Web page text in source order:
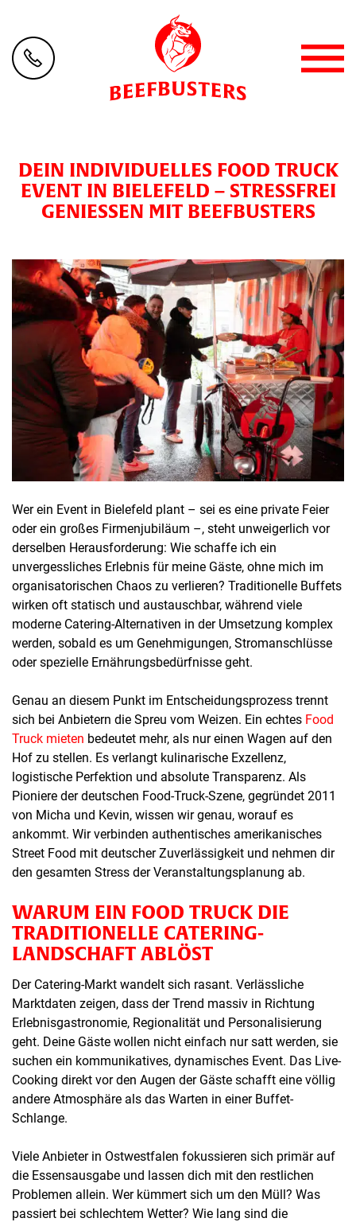
DEIN INDIVIDUELLES FOOD TRUCK
EVENT IN BIELEFELD – STRESSFREI
GENIESSEN MIT BEEFBUSTERS
Wer ein Event in Bielefeld plant – sei es eine private Feier
oder ein großes Firmenjubiläum –, steht unweigerlich vor
derselben Herausforderung: Wie schaffe ich ein
unvergessliches Erlebnis für meine Gäste, ohne mich im
organisatorischen Chaos zu verlieren? Traditionelle Buffets
wirken oft statisch und austauschbar, während viele
moderne Catering-Alternativen in der Umsetzung komplex
werden, sobald es um Genehmigungen, Stromanschlüsse
oder spezielle Ernährungsbedürfnisse geht.
Genau an diesem Punkt im Entscheidungsprozess trennt
sich bei Anbietern die Spreu vom Weizen. Ein echtes Food
Truck mieten bedeutet mehr, als nur einen Wagen auf den
Hof zu stellen. Es verlangt kulinarische Exzellenz,
logistische Perfektion und absolute Transparenz. Als
Pioniere der deutschen Food-Truck-Szene, gegründet 2011
von Micha und Kevin, wissen wir genau, worauf es
ankommt. Wir verbinden authentisches amerikanisches
Street Food mit deutscher Zuverlässigkeit und nehmen dir
den gesamten Stress der Veranstaltungsplanung ab.
WARUM EIN FOOD TRUCK DIE
TRADITIONELLE CATERING-
LANDSCHAFT ABLÖST
Der Catering-Markt wandelt sich rasant. Verlässliche
Marktdaten zeigen, dass der Trend massiv in Richtung
Erlebnisgastronomie, Regionalität und Personalisierung
geht. Deine Gäste wollen nicht einfach nur satt werden, sie
suchen ein kommunikatives, dynamisches Event. Das Live-
Cooking direkt vor den Augen der Gäste schafft eine völlig
andere Atmosphäre als das Warten in einer Buffet-
Schlange.
Viele Anbieter in Ostwestfalen fokussieren sich primär auf
die Essensausgabe und lassen dich mit den restlichen
Problemen allein. Wer kümmert sich um den Müll? Was
passiert bei schlechtem Wetter? Wie lang sind die